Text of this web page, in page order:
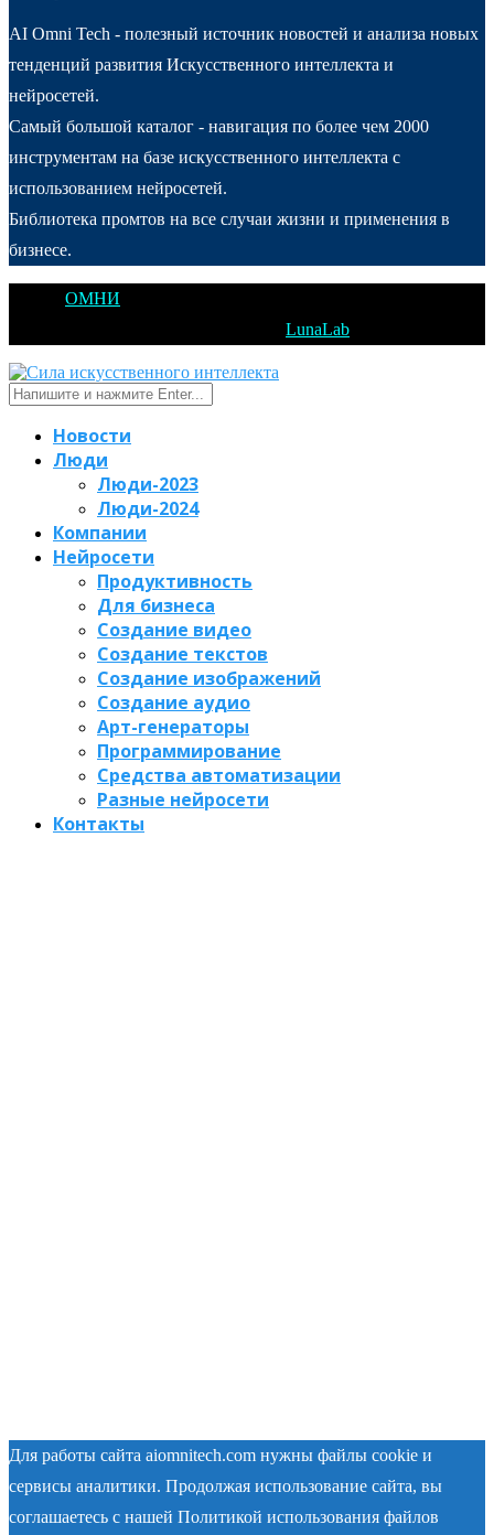
AI Omni Tech - полезный источник новостей и анализа новых
тенденций развития Искусственного интеллекта и
нейросетей.
Самый большой каталог - навигация по более чем 2000
инструментам на базе искусственного интеллекта с
использованием нейросетей.
Библиотека промтов на все случаи жизни и применения в
бизнесе.
ОМНИ
LunaLab
Новости
Люди
Люди-2023
Люди-2024
Компании
Нейросети
Продуктивность
Для бизнеса
Создание видео
Создание текстов
Создание изображений
Создание аудио
Арт-генераторы
Программирование
Средства автоматизации
Разные нейросети
Контакты
Для работы сайта aiomnitech.com нужны файлы cookie и
сервисы аналитики. Продолжая использование сайта, вы
соглашаетесь с нашей Политикой использования файлов